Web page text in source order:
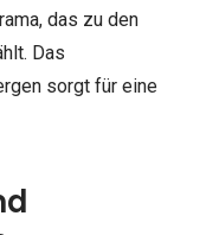
das zu den
Das
sorgt für eine